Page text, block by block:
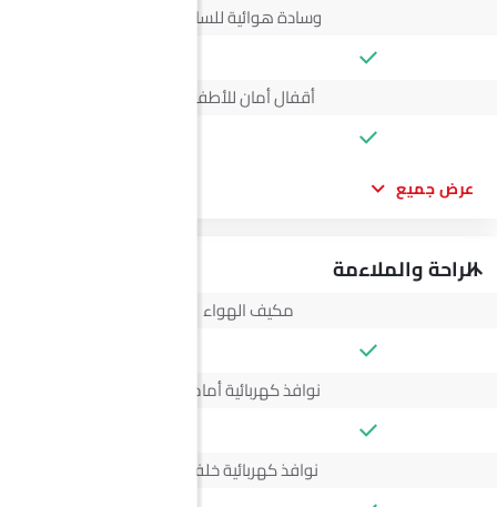
وسادة هوائية للسائق
أقفال أمان للأطفال
عرض جميع
الراحة والملاءمة
مكيف الهواء
نوافذ كهربائية أمامية
نوافذ كهربائية خلفية